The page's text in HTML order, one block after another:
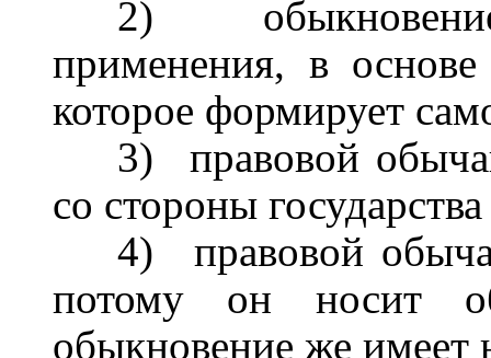
2)
применения, в
которое формирует
3)
правовой
со стороны
4)
правовой
потому он носит
обыкновение же имеет